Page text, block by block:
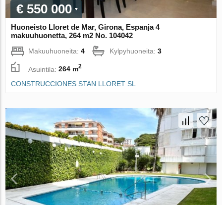
€ 550 000
Huoneisto Lloret de Mar, Girona, Espanja 4
makuuhuonetta, 264 m2 No. 104042
Makuuhuoneita:4 Kylpyhuoneita:3
Asuintila:264 m2
CONSTRUCCIONES STAN LLORET SL